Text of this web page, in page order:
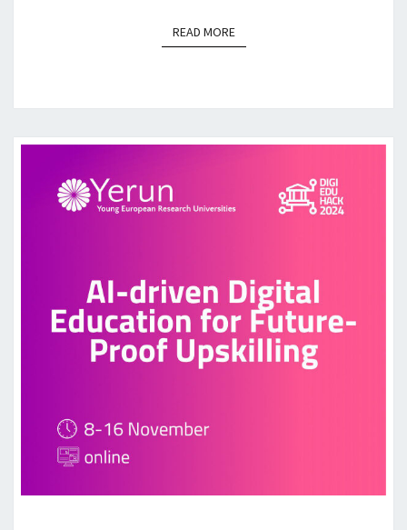
READ MOREREAD MORE